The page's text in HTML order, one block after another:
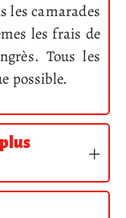
les camarades
les frais de
Tous les
possible.